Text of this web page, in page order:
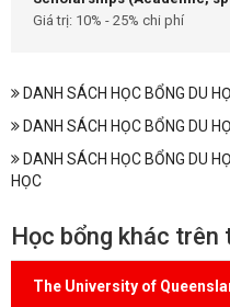
Giá trị: 10% - 25% chi phí
DANH SÁCH HỌC BỔNG DU
DANH SÁCH HỌC BỔNG DU
DANH SÁCH HỌC BỔNG DU
HỌC
Học bổng khác trên
The University of